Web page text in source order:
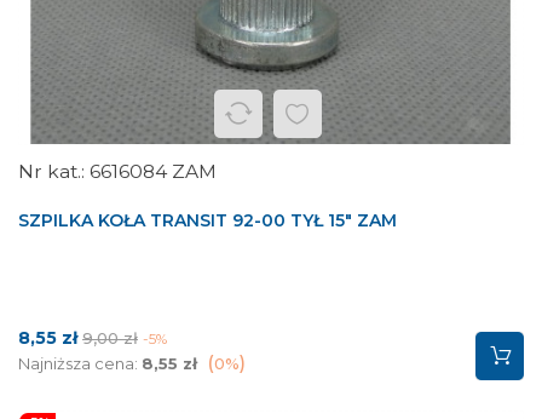
6616084 ZAM
SZPILKA KOŁA TRANSIT 92-00 TYŁ 15" ZAM
Cena
8,55 zł Cena
podstawowa
9,00 zł -5%
Najniższa cena: 8,55 zł 0%